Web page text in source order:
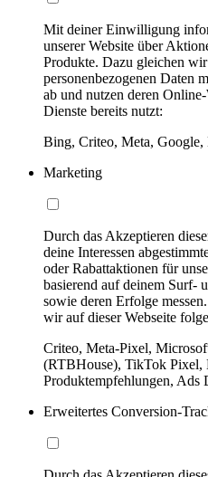
Mit deiner Einwilligung
unserer Website über
Produkte. Dazu gleichen
personenbezogenen Daten
ab und nutzen deren
Dienste bereits nutzt:
Bing, Criteo, Meta,
Marketing
Durch das Akzeptieren
deine Interessen
oder Rabattaktionen für
basierend auf deinem Surf-
sowie deren Erfolge
wir auf dieser Webseite
Criteo, Meta-Pixel,
(RTBHouse), TikTok Pixel,
Produktempfehlungen, Ads
Erweitertes Conversion-